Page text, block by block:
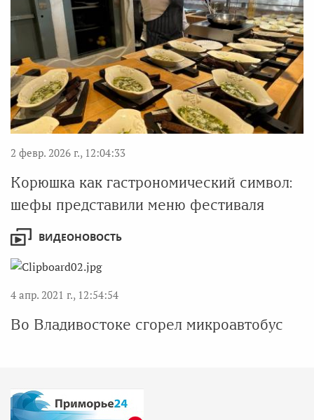
2 февр. 2026 г., 12:04:33
Корюшка как гастрономический символ:
шефы представили меню фестиваля
ВИДЕОНОВОСТЬ
4 апр. 2021 г., 12:54:54
Во Владивостоке сгорел микроавтобус